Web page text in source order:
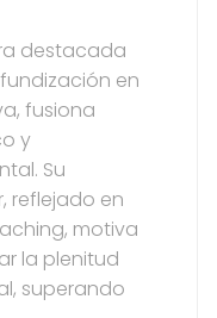
destacada
en
fusiona
y
Su
reflejado en
motiva
la plenitud
superando